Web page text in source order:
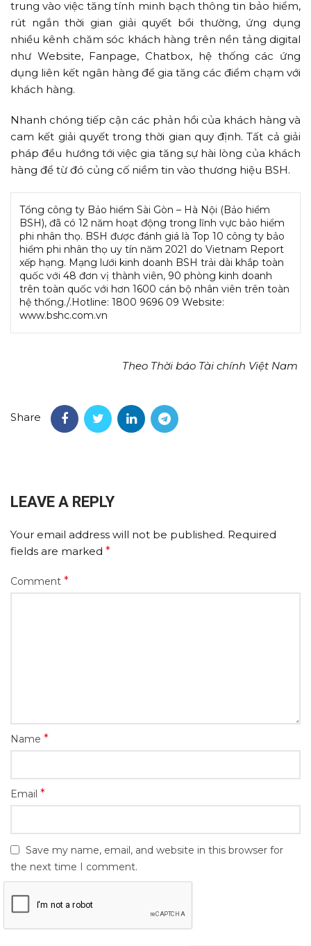
trung vào việc tăng tính minh bạch thông tin bảo hiểm,
rút ngắn thời gian giải quyết bồi thường, ứng dụng
nhiều kênh chăm sóc khách hàng trên nền tảng digital
như Website, Fanpage, Chatbox, hệ thống các ứng
dụng liên kết ngân hàng để gia tăng các điểm chạm với
khách hàng.
Nhanh chóng tiếp cận các phản hồi của khách hàng và
cam kết giải quyết trong thời gian quy định. Tất cả giải
pháp đều hướng tới việc gia tăng sự hài lòng của khách
hàng để từ đó củng cố niềm tin vào thương hiệu BSH.
Tổng công ty Bảo hiểm Sài Gòn – Hà Nội (Bảo hiểm
BSH), đã có 12 năm hoạt động trong lĩnh vực bảo hiểm
phi nhân thọ. BSH được đánh giá là Top 10 công ty bảo
hiểm phi nhân thọ uy tín năm 2021 do Vietnam Report
xếp hạng. Mạng lưới kinh doanh BSH trải dài khắp toàn
quốc với 48 đơn vị thành viên, 90 phòng kinh doanh
trên toàn quốc với hơn 1600 cán bộ nhân viên trên toàn
hệ thống./.Hotline: 1800 9696 09 Website:
www.bshc.com.vn
Theo Thời báo Tài chính Việt Nam
Share
LEAVE A REPLY
Your email address will not be published. Required
fields are marked *
Comment *
Name *
Email *
Save my name, email, and website in this browser for
the next time I comment.